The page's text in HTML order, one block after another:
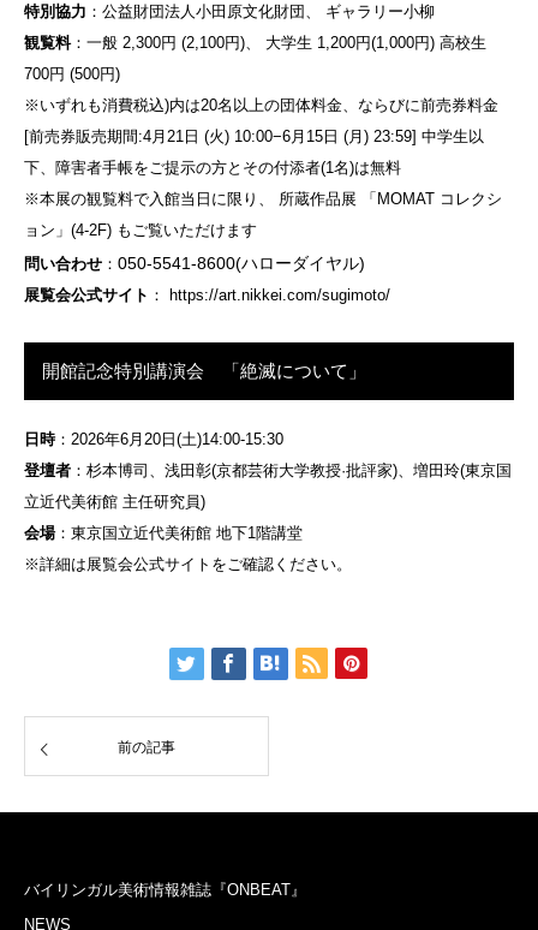
特別協力 ：公益財団法人小田原文化財団、 ギャラリー小柳
観覧料：一般 2,300円 (2,100円)、 大学生 1,200円(1,000円) 高校生
700円 (500円)
※いずれも消費税込)内は20名以上の団体料金、ならびに前売券料金
[前売券販売期間:4月21日 (火) 10:00−6月15日 (月) 23:59] 中学生以
下、障害者手帳をご提示の方とその付添者(1名)は無料
※本展の観覧料で入館当日に限り、 所蔵作品展 「MOMAT コレクシ
ョン」(4-2F) もご覧いただけます
問い合わせ ： 050-5541-8600(ハローダイヤル)
展覧会公式サイト ： https://art.nikkei.com/sugimoto/
開館記念特別講演会 「絶滅について」
日時：2026年6月20日(土)14:00-15:30
登壇者 ：杉本博司、浅田彰(京都芸術大学教授·批評家)、増田玲(東京国
立近代美術館 主任研究員)
会場：東京国立近代美術館 地下1階講堂
※詳細は展覧会公式サイトをご確認ください。
前の記事
バイリンガル美術情報雑誌『ONBEAT』
NEWS